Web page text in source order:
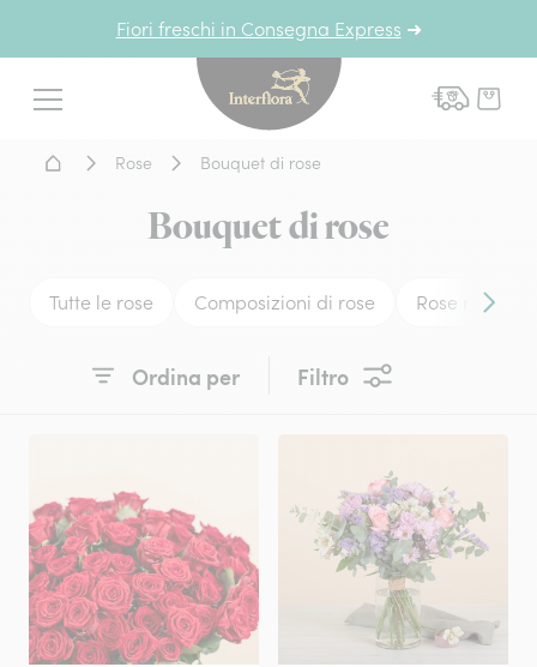
Fiori freschi in Consegna Express ➜
Menu
Interflora - fiori a
Home - Fiori a domicilio
Rose Bouquet di rose
Bouquet di rose
Tutte le rose Composizioni di rose Rose rosse
Ordina per Filtro